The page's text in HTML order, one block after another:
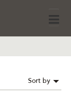
Sort by